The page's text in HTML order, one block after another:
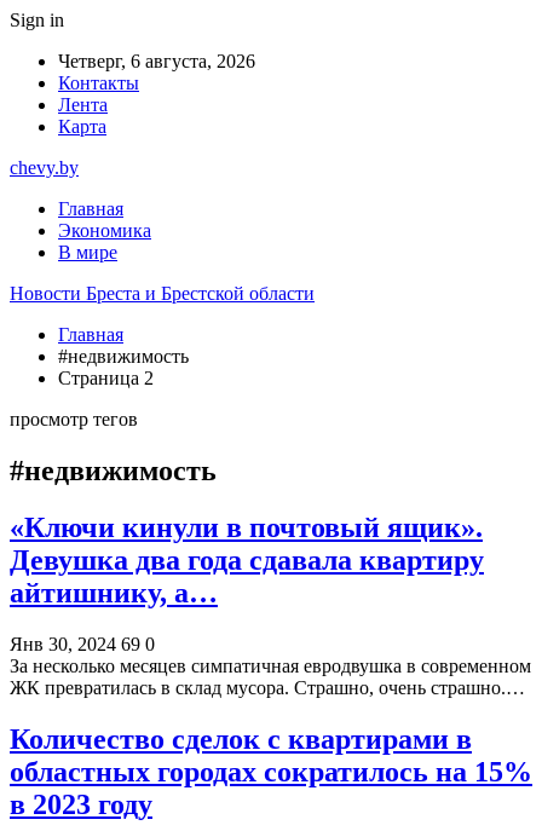
Sign in
Четверг, 6 августа, 2026
Контакты
Лента
Карта
chevy.by
Главная
Экономика
В мире
Новости Бреста и Брестской области
Главная
#недвижимость
Страница 2
просмотр тегов
#недвижимость
«Ключи кинули в почтовый ящик».
Девушка два года сдавала квартиру
айтишнику, а…
Янв 30, 2024 69 0
За несколько месяцев симпатичная евродвушка в современном
ЖК превратилась в склад мусора. Страшно, очень страшно.…
Количество сделок с квартирами в
областных городах сократилось на 15%
в 2023 году